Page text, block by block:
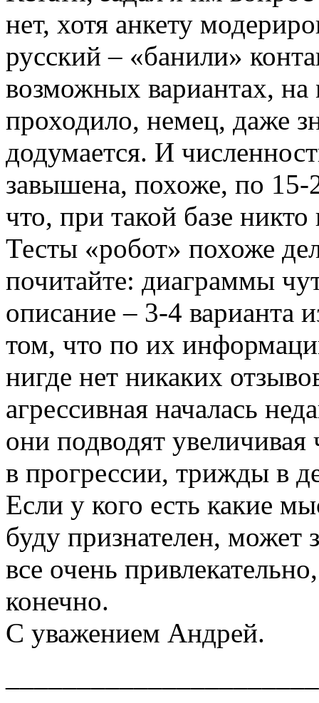
нет, хотя анкету
русский – «банили»
возможных вариантах, на
проходило, немец, даже
додумается. И
завышена, похоже, по 15-
что, при такой базе
Тесты «робот» похоже
почитайте: диаграммы
описание – 3-4 варианта
том, что по их
нигде нет никаких
агрессивная началась
они подводят
в прогрессии, трижды в
Если у кого есть какие
буду признателен, может
все очень
конечно.
С уважением Андрей.